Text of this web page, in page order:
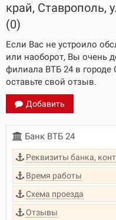
край, Ставрополь,
(0)
Если Вас не устроило
или наоборот, Вы очень
филиала ВТБ 24 в городе
оставьте свой отзыв.
Добавить
Банк ВТБ 24
Реквизиты банка,
Время работы
Схема проезда
Отзывы